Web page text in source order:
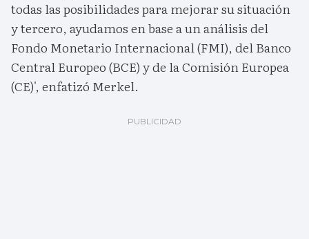
todas las posibilidades para mejorar su situación
y tercero, ayudamos en base a un análisis del
Fondo Monetario Internacional (FMI), del Banco
Central Europeo (BCE) y de la Comisión Europea
(CE)', enfatizó Merkel.